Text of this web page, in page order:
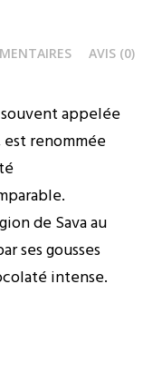
AVIS (0)
appelée
renommée
de Sava au
ses gousses
intense.